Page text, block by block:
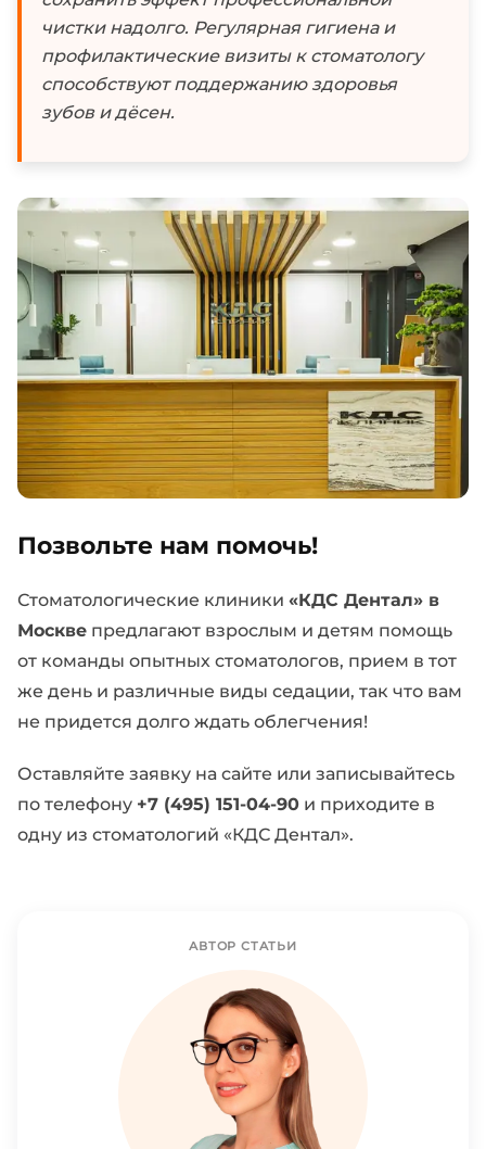
чистки надолго. Регулярная гигиена и
профилактические визиты к стоматологу
способствуют поддержанию здоровья
зубов и дёсен.
Позвольте нам помочь!
Стоматологические клиники «КДС Дентал» в
Москве предлагают взрослым и детям помощь
от команды опытных стоматологов, прием в тот
же день и различные виды седации, так что вам
не придется долго ждать облегчения!
Оставляйте заявку на сайте или записывайтесь
по телефону +7 (495) 151-04-90 и приходите в
одну из стоматологий «КДС Дентал».
АВТОР СТАТЬИ